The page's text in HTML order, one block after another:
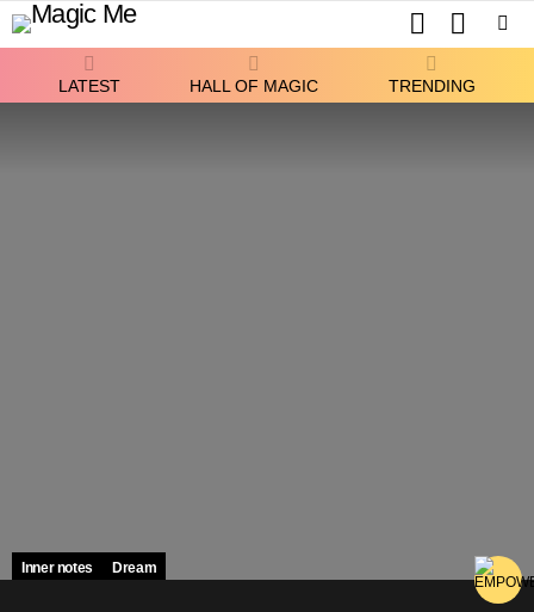
SWITCH
SKIN
LATEST HALL OF MAGIC TRENDING
Inner notes Dream